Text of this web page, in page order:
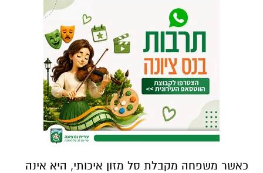
כאשר משפחה מקבלת סל מזון איכותי, היא אינה